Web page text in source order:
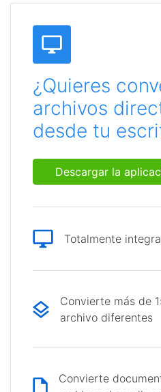
¿Quieres
archivos
desde tu
Descargar la
Totalmente
Convierte más de
archivo diferentes
Convierte